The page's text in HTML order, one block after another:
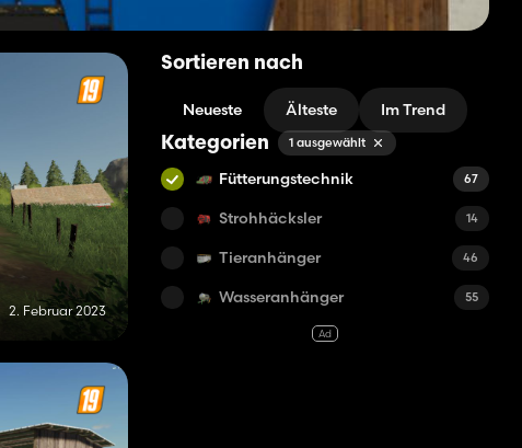
2. Februar 2023
Sortieren nach
Neueste Älteste Im Trend
Kategorien 1 ausgewählt
Fütterungstechnik 67
Strohhäcksler 14
Tieranhänger 46
Wasseranhänger 55
Ad